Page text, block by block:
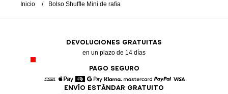
Inicio Bolso Shuffle Mini de rafia
DEVOLUCIONES GRATUITAS
en un plazo de 14 días
PAGO SEGURO
American Express
Apple Pay
DinersGoogle Pay
Klarna MastercardPaypal
ENVÍO ESTÁNDAR GRATUITO